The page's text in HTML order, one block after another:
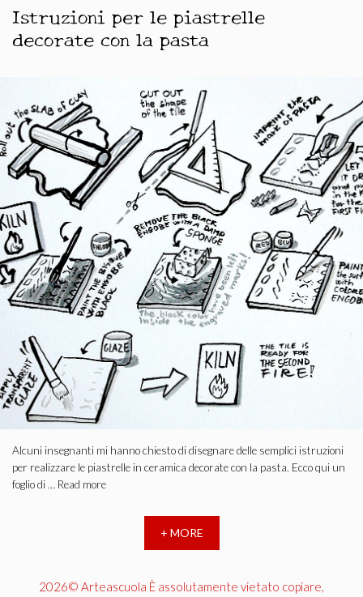
Istruzioni per le piastrelle
decorate con la pasta
Alcuni insegnanti mi hanno chiesto di disegnare delle semplici istruzioni
per realizzare le piastrelle in ceramica decorate con la pasta. Ecco qui un
foglio di … Read more
+ MORE
2026© Arteascuola È assolutamente vietato copiare,